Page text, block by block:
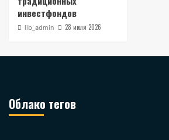
инвестфондов
lib_admin 28 июля 2026
Облако тегов